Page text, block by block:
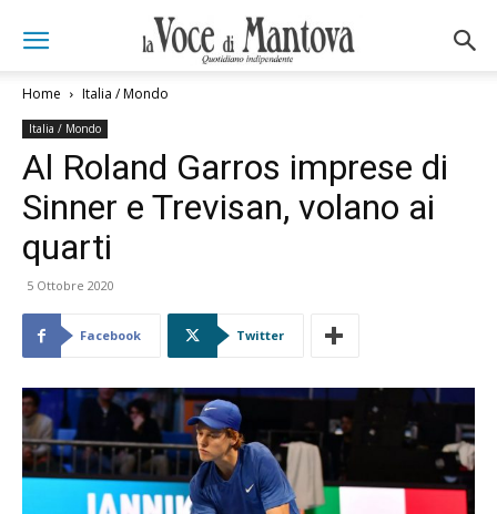
Home Italia / Mondo
Italia / Mondo
Al Roland Garros imprese di
Sinner e Trevisan, volano ai
quarti
5 Ottobre 2020
Facebook Twitter